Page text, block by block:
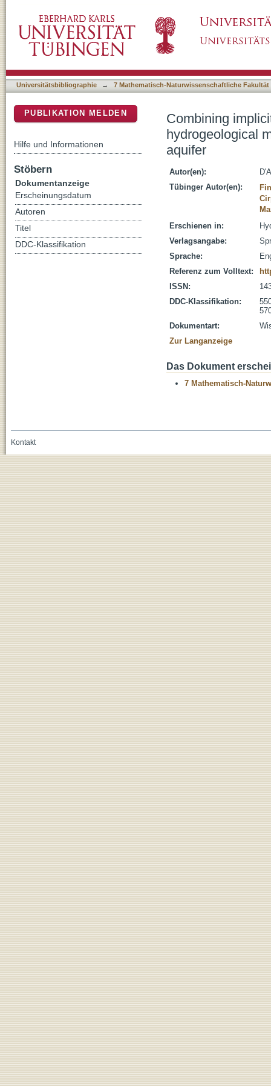
groundwater flow in a karst aquifer
Universitätsbibliographie → 7 Mathematisch-Naturwissenschaftliche Fakultät
Combining
hydrogeological
aquifer
Autor(en):
Tübinger Autor(en):
Erschienen in:
Verlagsangabe:
Sprache:
Referenz zum Volltext:
ISSN:
DDC-Klassifikation:
Dokumentart:
Zur Langanzeige
Das Dokument
7 Mathematisch-
PUBLIKATION MELDEN
Hilfe und Informationen
Stöbern
Dokumentanzeige
Erscheinungsdatum
Autoren
Titel
DDC-Klassifikation
Kontakt